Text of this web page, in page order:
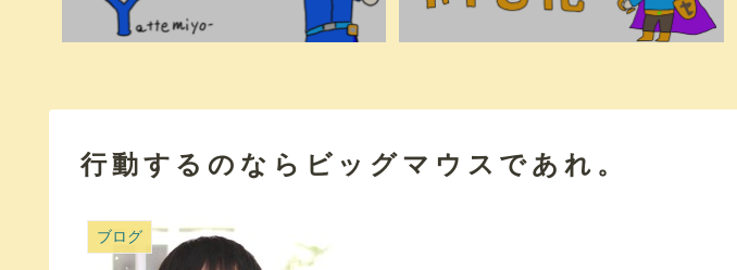
行動するのならビッグマウスであれ。
ブログ